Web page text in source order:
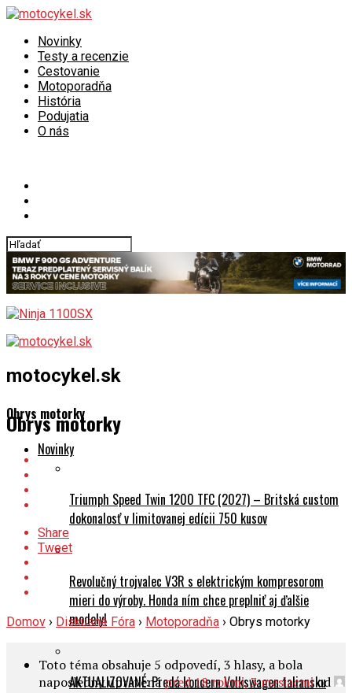
Novinky
Testy a recenzie
Cestovanie
Motoporadňa
História
Podujatia
O nás
motocykel.sk
Obrys motorky
Novinky
dokonalosť v limitovanej edícii 750 kusov
Revolučný trojvalec V3R s elektrickým kompresorom
mieri do výroby. Honda ním chce preplniť aj ďalšie
modely!
Ducati? Na stole je obria reštrukturalizácia!
Tweet
Domov Diskusné Fóra › Motoporadňa › Obrys motorky
naposledny upravená
snipergun.